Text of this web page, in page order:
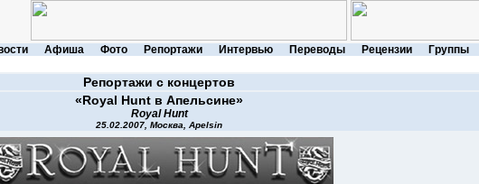
Афиша Фото Репортажи Интервью Переводы Рецензии Группы
Репортажи с концертов
«Royal Hunt в Апельсине»
Royal Hunt
25.02.2007, Москва, Apelsin